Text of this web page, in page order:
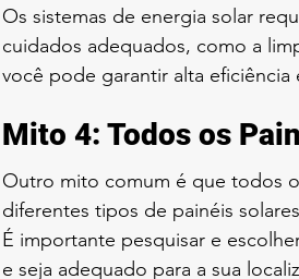
Os sistemas de energia solar
cuidados adequados, como a
você pode garantir alta
Mito 4: Todos os
Outro mito comum é que todos
diferentes tipos de painéis
É importante pesquisar e
e seja adequado para a sua